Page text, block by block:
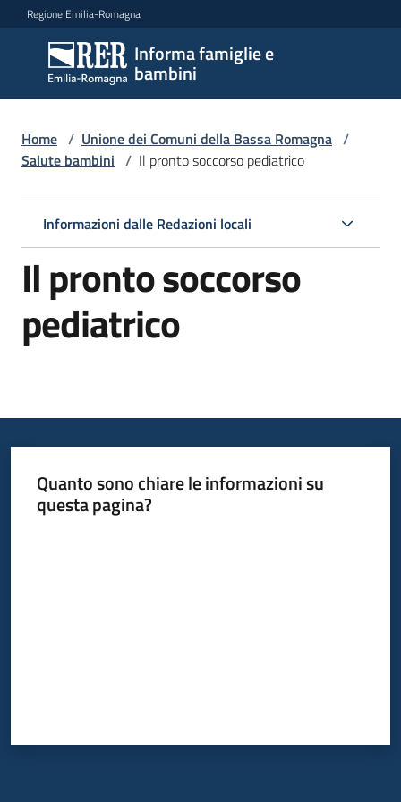
Vai al contenuto
Vai alla navigazione
Vai al footer
Regione Emilia-Romagna
Informa famiglie e
bambini
Informa
famiglie
e
bambini
Argomenti
Servizi
Centri
per
locali
Home / Unione dei Comuni della Bassa Romagna /
Salute bambini / Il pronto soccorso pediatrico
Informazioni dalle Redazioni locali
Il pronto soccorso
pediatrico
Quanto sono chiare le informazioni su
questa pagina?